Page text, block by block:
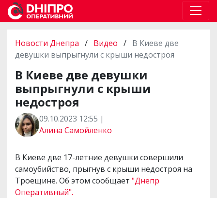
Новости Днепра / Видео / В Киеве две
девушки выпрыгнули с крыши недостроя
В Киеве две девушки
выпрыгнули с крыши
недостроя
09.10.2023 12:55 |
Алина Самойленко
В Киеве две 17-летние девушки совершили
самоубийство, прыгнув с крыши недостроя на
Троещине. Об этом сообщает "Днепр
Оперативный".